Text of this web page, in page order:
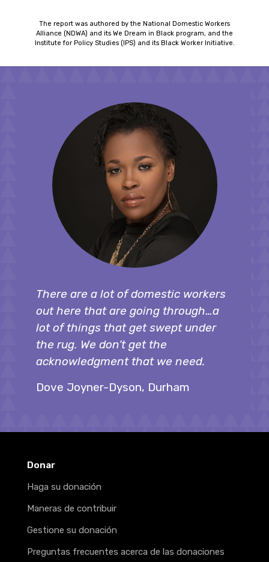
The report was authored by the National Domestic Workers
Alliance (NDWA) and its We Dream in Black program, and the
Institute for Policy Studies (IPS) and its Black Worker Initiative.
There are a lot of domestic workers
out here that are going through…a
lot of things that get swept under
the rug. We don’t get the
acknowledgment that we need.
Dove Joyner-Dyson, Durham
Donar
Haga su donación
Maneras de contribuir
Gestione su donación
Preguntas frecuentes acerca de las donaciones